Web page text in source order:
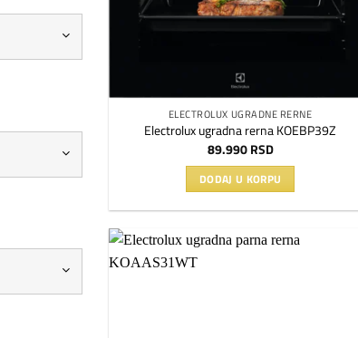
ELECTROLUX UGRADNE RERNE
Electrolux ugradna rerna KOEBP39Z
89.990RSD
DODAJ U KORPU